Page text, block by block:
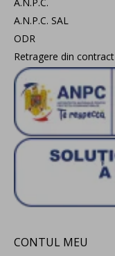
A.N.P.C. SAL
ODR
Retragere din contract
CONTUL MEU